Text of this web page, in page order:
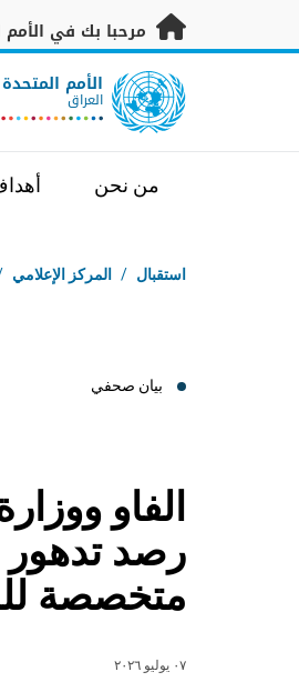
تخطى إلى المحتوى الرئيسي
مرحبا بك في الأمم
UN Logo الأمم المتحدة
العراق
من نحن
مسار التنقل
استقبال / المركز الإعلامي
بيان صحفي
الفاو
رصد تدهور
متخصصة
٠٧ يوليو ٢٠٢٦